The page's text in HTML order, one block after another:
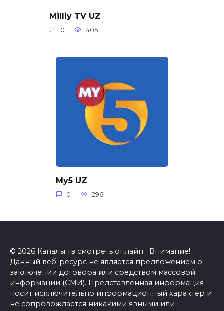
Milliy TV UZ
0 405
My5 UZ
0 296
© 2026 Каналы тв смотреть онлайн Внимание!
Данный веб-ресурс не является предложением о
заключении договора или средством массовой
информации (СМИ). Представленная информация
носит исключительно информационный характер и
не сопровождается никакими явными или